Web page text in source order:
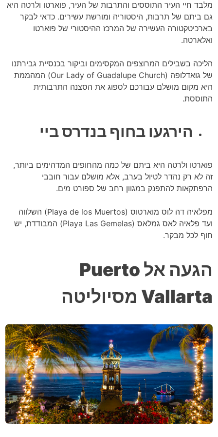
מלבד חיי העיר התוססים והתרבות של העיר, פוארטו ולרטה היא
גם ביתם של תרבות, היסטוריה ומורשת עשירים. כדאי לבקר
בארכיטקטורה העשירה של המרכז ההיסטורי של פוארטו
ואלארטה.
הליכה בשבילים המרוצפים המקסימים וביקור בכנסיית גבירתנו
של גואדלופה (Our Lady of Guadalupe Church) המהממת
היא מקום מושלם עבורכם לספוג את הסצנה התרבותית
התוססת.
הירגעו בחוף בנדרס ביי
פוארטו ולרטה היא ביתם של כמה מהחופים המדהימים ביותר,
זה לא רק נהדר לטיול בערב, אלא מושלם עבור חובבי
הרפתקאות להתפנק במגוון רחב של ספורט מים.
מפלאיה דה לוס מוארטוס (Playa de los Muertos) השלווה
ועד פלאיה לאס גמלאס (Playa Las Gemelas) המבודדת, יש
חוף לכל מבקר.
הגעה אל Puerto
Vallarta מסיוליטה